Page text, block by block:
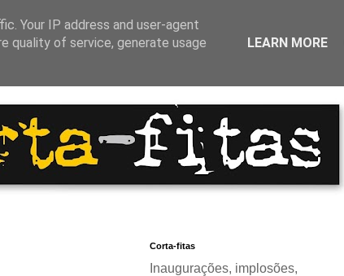
Corta-fitas
Inaugurações, implosões,
Your IP address and user-agent
quality of service, generate usage
LEARN MORE